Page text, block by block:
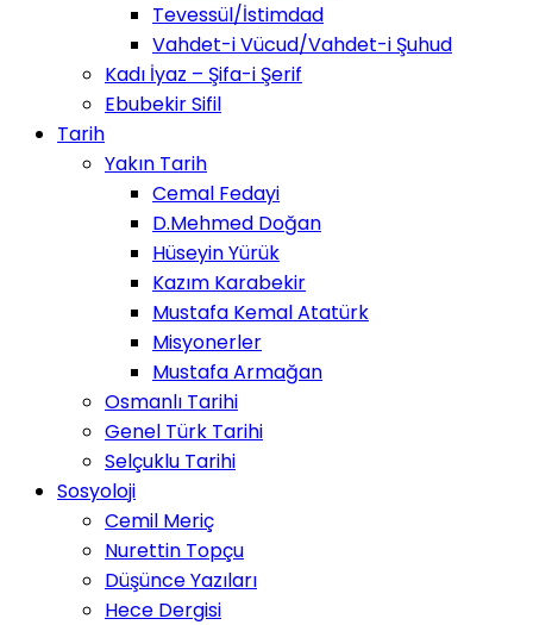
Tevessül/İstimdad
Vahdet-i Vücud/Vahdet-i Şuhud
Kadı İyaz – Şifa-i Şerif
Ebubekir Sifil
Tarih
Yakın Tarih
Cemal Fedayi
D.Mehmed Doğan
Hüseyin Yürük
Kazım Karabekir
Mustafa Kemal Atatürk
Misyonerler
Mustafa Armağan
Osmanlı Tarihi
Genel Türk Tarihi
Selçuklu Tarihi
Sosyoloji
Cemil Meriç
Nurettin Topçu
Düşünce Yazıları
Hece Dergisi